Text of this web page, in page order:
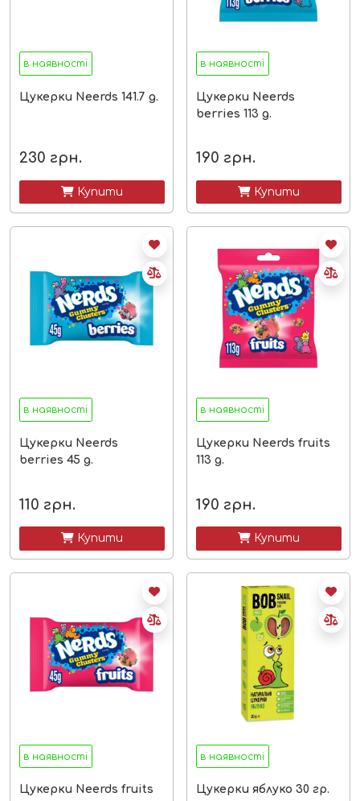
в наявності
Цукерки Neerds 141.7 g.
230 грн.
 Купити
в наявності
Цукерки Neerds
berries 113 g.
190 грн.
 Купити
в наявності
Цукерки Neerds
berries 45 g.
110 грн.
 Купити
в наявності
Цукерки Neerds fruits
113 g.
190 грн.
 Купити
в наявності
Цукерки Neerds fruits
в наявності
Цукерки яблуко 30 гр.